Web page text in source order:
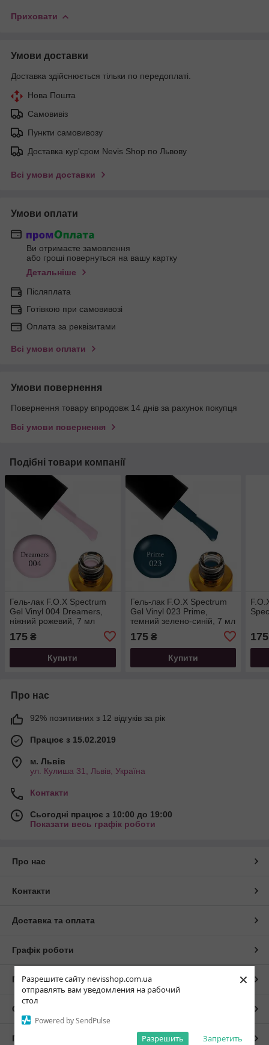
Разрешите сайту nevisshop.com.ua
отправлять вам уведомления на рабочий
стол
Powered by SendPulse
Запретить
Разрешить
×
Приховати
Умови доставки
Доставка здійснюється тільки по передоплаті.
Нова Пошта
Самовивіз
Пункти самовивозу
Доставка кур'єром Nevis Shop по Львову
Всі умови доставки
Умови оплати
Ви отримаєте замовлення
або гроші повернуться на вашу картку
Детальніше
Післяплата
Готівкою при самовивозі
Оплата за реквізитами
Всі умови оплати
Умови повернення
Повернення товару впродовж 14 днів за рахунок покупця
Всі умови повернення
Подібні товари компанії
Гель-лак F.O.X Spectrum
Gel Vinyl 004 Dreamers,
ніжний рожевий, 7 мл
175 ₴
Купити
Гель-лак F.O.X Spectrum
Gel Vinyl 023 Prime,
темний зелено-синій, 7 мл
175₴
Купити
175
Про нас
92% позитивних з 12 відгуків за рік
Працює з 15.02.2019
м. Львів
ул. Кулиша 31, Львів, Україна
Контакти
Сьогодні працює з 10:00 до 19:00
Показати весь графік роботи
Про нас
Контакти
Доставка та оплата
Графік роботи
Повна версія сайту
Сайт створено на маркетплейсі
Політика конфіденційності